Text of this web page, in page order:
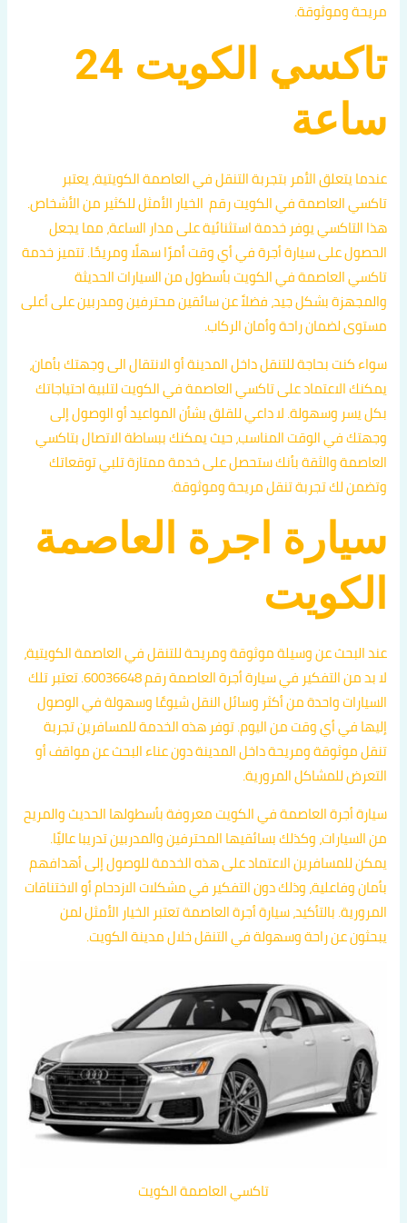
مريحة وموثوقة.
تاكسي الكويت 24
ساعة
عندما يتعلق الأمر بتجربة التنقل في العاصمة الكويتية، يعتبر
تاكسي العاصمة في الكويت رقم الخيار الأمثل للكثير من الأشخاص.
هذا التاكسي يوفر خدمة استثنائية على مدار الساعة، مما يجعل
الحصول على سيارة أجرة في أي وقت أمرًا سهلًا ومريحًا. تتميز خدمة
تاكسي العاصمة في الكويت بأسطول من السيارات الحديثة
والمجهزة بشكل جيد، فضلاً عن سائقين محترفين ومدربين على أعلى
مستوى لضمان راحة وأمان الركاب.
سواء كنت بحاجة للتنقل داخل المدينة أو الانتقال الى وجهتك بأمان،
يمكنك الاعتماد على تاكسي العاصمة في الكويت لتلبية احتياجاتك
بكل يسر وسهولة. لا داعي للقلق بشأن المواعيد أو الوصول إلى
وجهتك في الوقت المناسب، حيث يمكنك ببساطة الاتصال بتاكسي
العاصمة والثقة بأنك ستحصل على خدمة ممتازة تلبي توقعاتك
وتضمن لك تجربة تنقل مريحة وموثوقة.
سيارة اجرة العاصمة
الكويت
عند البحث عن وسيلة موثوقة ومريحة للتنقل في العاصمة الكويتية،
لا بد من التفكير في سيارة أجرة العاصمة رقم 60036648. تعتبر تلك
السيارات واحدة من أكثر وسائل النقل شيوعًا وسهولة في الوصول
إليها في أي وقت من اليوم. توفر هذه الخدمة للمسافرين تجربة
تنقل موثوقة ومريحة داخل المدينة دون عناء البحث عن مواقف أو
التعرض للمشاكل المرورية.
سيارة أجرة العاصمة في الكويت معروفة بأسطولها الحديث والمريح
من السيارات، وكذلك بسائقيها المحترفين والمدربين تدريبا عاليًا.
يمكن للمسافرين الاعتماد على هذه الخدمة للوصول إلى أهدافهم
بأمان وفاعلية، وذلك دون التفكير في مشكلات الازدحام أو الاختناقات
المرورية. بالتأكيد، سيارة أجرة العاصمة تعتبر الخيار الأمثل لمن
يبحثون عن راحة وسهولة في التنقل خلال مدينة الكويت.
تاكسي العاصمة الكويت